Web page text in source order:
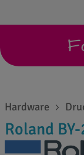
Hardware
Roland